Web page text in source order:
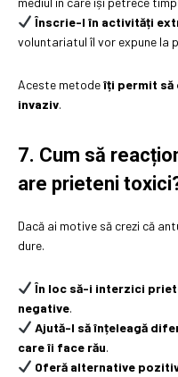
Înscrie-l în activități
voluntariatul îl vor expune la
Aceste metodeîți permit să
invaziv.
7. Cum să
are prieteni
Dacă ai motive să crezi că
dure.
În loc să-i interzici
negative.
Ajută-l să înțeleagă
care îi face rău.
Oferă alternative